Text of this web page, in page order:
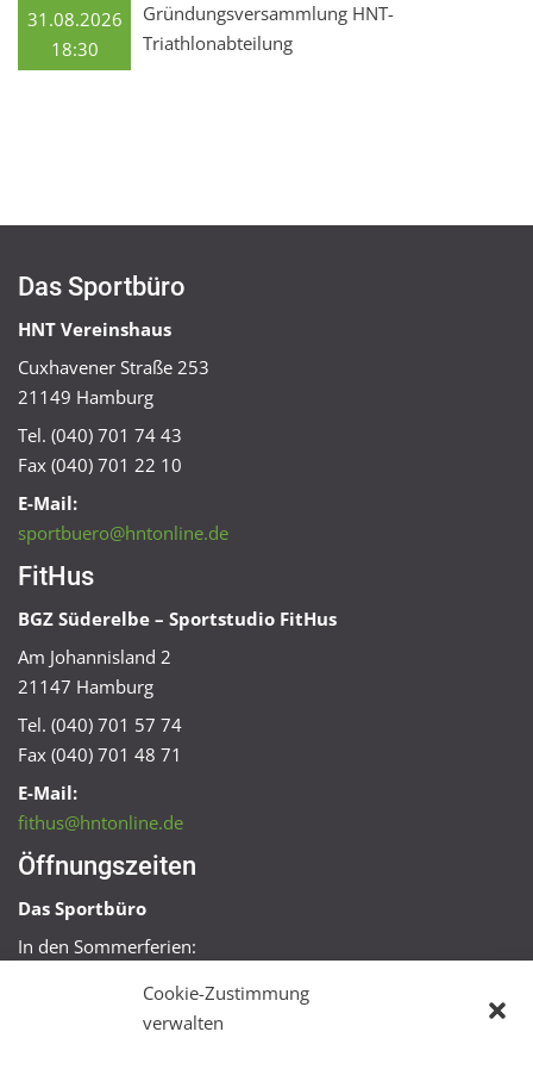
Cookie-Zustimmung
verwalten
31.08.2026
18:30
Gründungsversammlung HNT-
Triathlonabteilung
Das Sportbüro
HNT Vereinshaus
Cuxhavener Straße 253
21149 Hamburg
Tel. (040) 701 74 43
Fax (040) 701 22 10
E-Mail:
sportbuero@hntonline.de
FitHus
BGZ Süderelbe – Sportstudio FitHus
Am Johannisland 2
21147 Hamburg
Tel. (040) 701 57 74
Fax (040) 701 48 71
E-Mail:
fithus@hntonline.de
Öffnungszeiten
Das Sportbüro
In den Sommerferien:
Mo + Mi 16:00 – 18:00 Uhr